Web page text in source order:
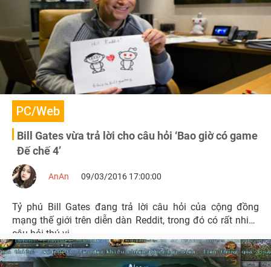
PC/Web
Bill Gates vừa trả lời cho câu hỏi ‘Bao giờ có game
Đế chế 4’
AnAn 09/03/2016 17:00:00
Tỷ phú Bill Gates đang trả lời câu hỏi của cộng đồng
mạng thế giới trên diễn dàn Reddit, trong đó có rất nhiều
câu hỏi thú vị.